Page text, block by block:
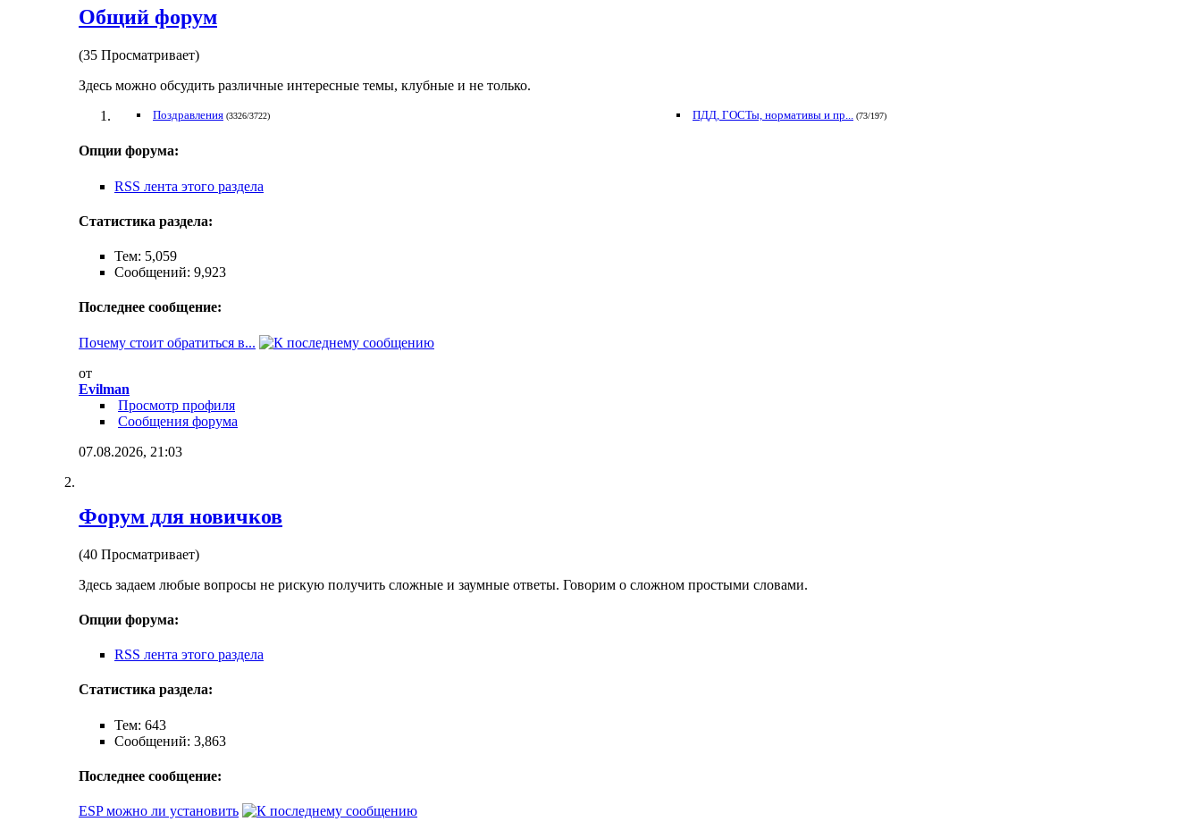
Общий форум
(35 Просматривает)
Здесь можно обсудить различные интересные темы, клубные и не только.
Поздравления (3326/3722) ПДД, ГОСТы, нормативы и пр... (73/197)
Опции форума:
RSS лента этого раздела
Статистика раздела:
Тем: 5,059
Сообщений: 9,923
Последнее сообщение:
Почему стоит обратиться в...
от
Evilman
Просмотр профиля
Сообщения форума
07.08.2026, 21:03
Форум для новичков
(40 Просматривает)
Здесь задаем любые вопросы не рискую получить сложные и заумные ответы. Говорим о сложном простыми словами.
Опции форума:
RSS лента этого раздела
Статистика раздела:
Тем: 643
Сообщений: 3,863
Последнее сообщение:
ESP можно ли установить